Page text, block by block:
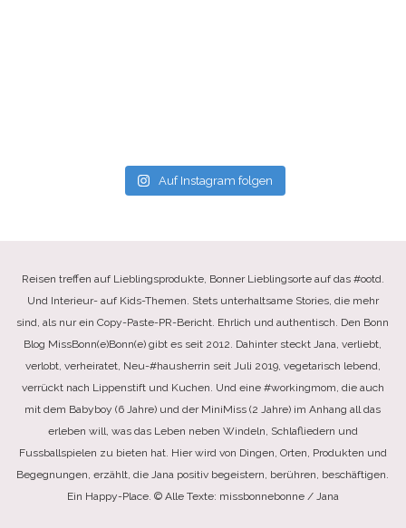
Auf Instagram folgen
Reisen treffen auf Lieblingsprodukte, Bonner Lieblingsorte auf das #ootd.
Und Interieur- auf Kids-Themen. Stets unterhaltsame Stories, die mehr
sind, als nur ein Copy-Paste-PR-Bericht. Ehrlich und authentisch. Den Bonn
Blog MissBonn(e)Bonn(e) gibt es seit 2012. Dahinter steckt Jana, verliebt,
verlobt, verheiratet, Neu-#hausherrin seit Juli 2019, vegetarisch lebend,
verrückt nach Lippenstift und Kuchen. Und eine #workingmom, die auch
mit dem Babyboy (6 Jahre) und der MiniMiss (2 Jahre) im Anhang all das
erleben will, was das Leben neben Windeln, Schlafliedern und
Fussballspielen zu bieten hat. Hier wird von Dingen, Orten, Produkten und
Begegnungen, erzählt, die Jana positiv begeistern, berühren, beschäftigen.
Ein Happy-Place. © Alle Texte: missbonnebonne / Jana